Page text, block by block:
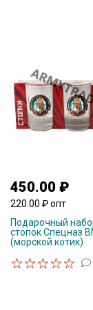
450.00 ₽
220.00 ₽ опт
Подарочный
стопок Спецназ
(морской котик)